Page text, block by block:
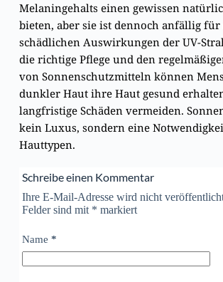
Melaningehalts einen gewissen
bieten, aber sie ist dennoch anfällig für
schädlichen Auswirkungen der UV-
die richtige Pflege und den
von Sonnenschutzmitteln können
dunkler Haut ihre Haut gesund
langfristige Schäden vermeiden.
kein Luxus, sondern eine
Hauttypen.
Schreibe einen Kommentar
Ihre E-Mail-Adresse wird nicht
Felder sind mit * markiert
Name *